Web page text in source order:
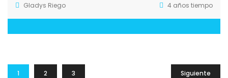
Gladys Riego
4 años tiempo
1 2 3 Siguiente